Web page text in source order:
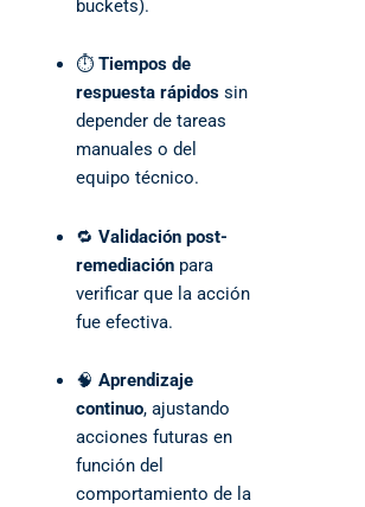
buckets).
⏱️ Tiempos de
respuesta rápidossin
depender de tareas
manuales o del
equipo técnico.
🔁 Validación post-
remediaciónpara
verificar que la acción
fue efectiva.
🧠 Aprendizaje
continuo, ajustando
acciones futuras en
función del
comportamiento de la